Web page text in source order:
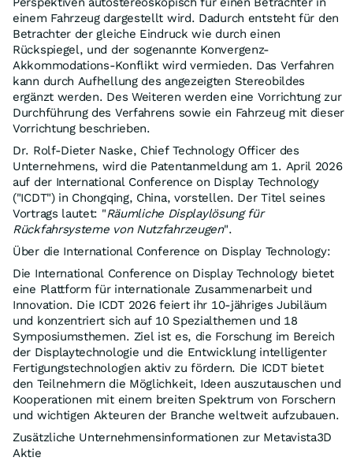
einem Fahrzeug dargestellt wird. Dadurch entsteht für den
Betrachter der gleiche Eindruck wie durch einen
Rückspiegel, und der sogenannte Konvergenz-
Akkommodations-Konflikt wird vermieden. Das Verfahren
kann durch Aufhellung des angezeigten Stereobildes
ergänzt werden. Des Weiteren werden eine Vorrichtung zur
Durchführung des Verfahrens sowie ein Fahrzeug mit dieser
Vorrichtung beschrieben.
Dr. Rolf-Dieter Naske, Chief Technology Officer des
Unternehmens, wird die Patentanmeldung am 1. April 2026
auf der International Conference on Display Technology
("ICDT") in Chongqing, China, vorstellen. Der Titel seines
Vortrags lautet: "Räumliche Displaylösung für
Rückfahrsysteme von Nutzfahrzeugen".
Über die International Conference on Display Technology:
Die International Conference on Display Technology bietet
eine Plattform für internationale Zusammenarbeit und
Innovation. Die ICDT 2026 feiert ihr 10-jähriges Jubiläum
und konzentriert sich auf 10 Spezialthemen und 18
Symposiumsthemen. Ziel ist es, die Forschung im Bereich
der Displaytechnologie und die Entwicklung intelligenter
Fertigungstechnologien aktiv zu fördern. Die ICDT bietet
den Teilnehmern die Möglichkeit, Ideen auszutauschen und
Kooperationen mit einem breiten Spektrum von Forschern
und wichtigen Akteuren der Branche weltweit aufzubauen.
Zusätzliche Unternehmensinformationen zur Metavista3D
Aktie